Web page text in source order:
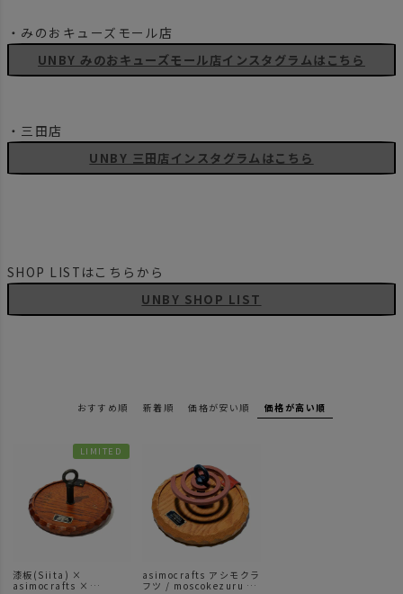
・みのおキューズモール店
UNBY みのおキューズモール店インスタグラムはこちら
・三田店
UNBY 三田店インスタグラムはこちら
SHOP LISTはこちらから
UNBY SHOP LIST
おすすめ順 新着順 価格が安い順 価格が高い順
LIMITED
漆板(Siita) ×
asimocrafts ×
asimocrafts アシモクラ
フツ / moscokezuru モ